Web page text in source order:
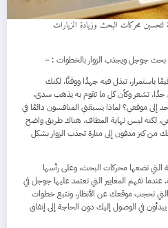
محركات البحث وزيادة الزيارات
جوجل ويجذب الزوار بالخطوات : –
باستمرار، تبذل فيه جهدًا ووقتًا، لكنك
جدًا. تشعر وكأن كل ما تقوم به يذهب سدى،
إلى موقعي؟ لماذا يسبقني المنافسون دائمًا في
لكنه ليس نهاية المطاف. هناك طريق واضح
كنز مدفون إلى منارة تجذب الزوار بشكل
تضعها محركات البحث، وعلى رأسها
عندما تفهم المعايير التي تعتمد عليها جوجل في
التي تحجب موقعك عن الأنظار، وتتبع خطوات
في الوصول إليك دون الحاجة إلى إنفاق